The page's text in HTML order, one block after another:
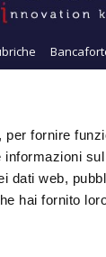
fornire
dati web,
hai fornito